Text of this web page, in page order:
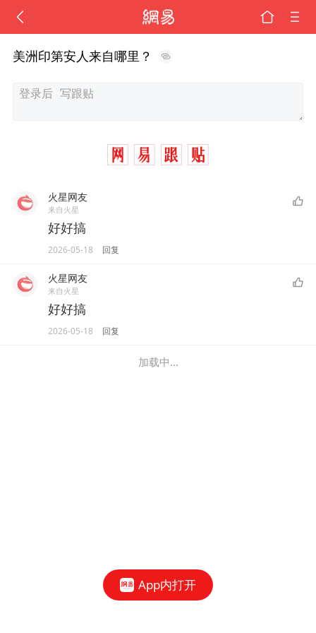
美洲印第安人来自哪里？
火星网友
来自火星
好好搞
2026-05-18 回复
火星网友
来自火星
好好搞
2026-05-18 回复
加载中...
App内打开